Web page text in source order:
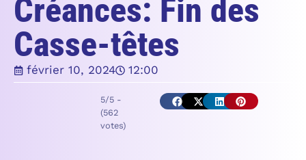
Créances: Fin des
Casse-têtes
février 10, 2024 12:00
5/5 -
(562
votes)